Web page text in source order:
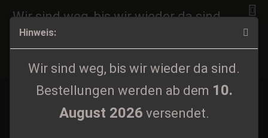
Hinweis:
Wir sind weg, bis wir wieder da sind.
Bestellungen werden ab dem 10.
August 2026 versendet.
Wir sind weg, bis wir wieder da sind.
Bestellungen werden ab dem
August 2026
versendet.
CDs
Sortieren nach Alle Hersteller